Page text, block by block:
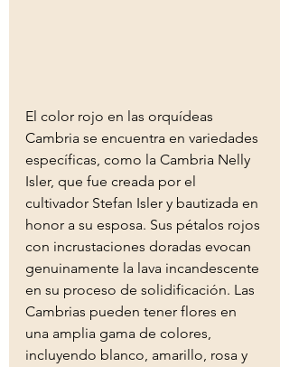
El color rojo en las orquídeas
Cambria se encuentra en variedades
específicas, como la Cambria Nelly
Isler, que fue creada por el
cultivador Stefan Isler y bautizada en
honor a su esposa. Sus pétalos rojos
con incrustaciones doradas evocan
genuinamente la lava incandescente
en su proceso de solidificación. Las
Cambrias pueden tener flores en
una amplia gama de colores,
incluyendo blanco, amarillo, rosa y